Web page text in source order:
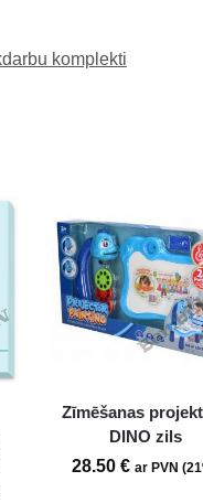
komplekti
Zīmēšanas
DINO zils
28.50€ ar PVN